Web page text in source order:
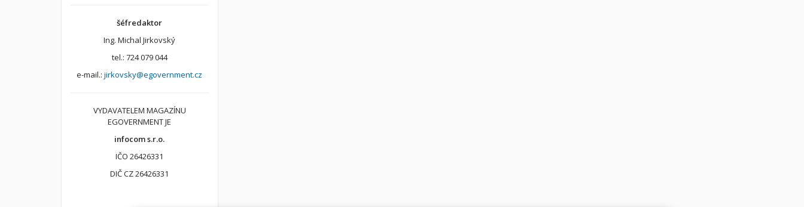
šéfredaktor
Ing. Michal Jirkovský
tel.: 724 079 044
e-mail.:jirkovsky@egovernment.cz
VYDAVATELEM MAGAZÍNU
EGOVERNMENT JE
infocom s.r.o.
IČO 26426331
DIČ CZ 26426331